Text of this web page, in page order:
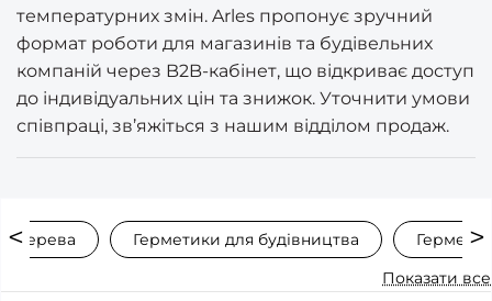
температурних змін. Arles пропонує зручний
формат роботи для магазинів та будівельних
компаній через B2B-кабінет, що відкриває доступ
до індивідуальних цін та знижок. Уточнити умови
співпраці, зв’яжіться з нашим відділом продаж.
дерева Герметики для будівництва
Показати все